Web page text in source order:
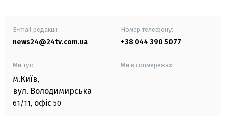
E-mail редакції
news24@24tv.com.ua
Номер телефону:
+38 044 390 5077
Ми тут:
м.Київ,
вул. Володимирська
61/11, офіс 50
Ми в соцмережах: